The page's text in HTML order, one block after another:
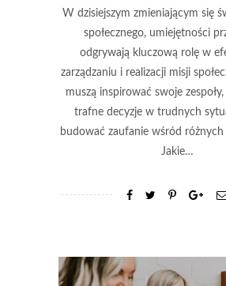
W dzisiejszym zmieniającym się
społecznego, umiejętności
odgrywają kluczową rolę w
zarządzaniu i realizacji misji
muszą inspirować swoje
trafne decyzje w trudnych
budować zaufanie wśród różnych
Jakie…